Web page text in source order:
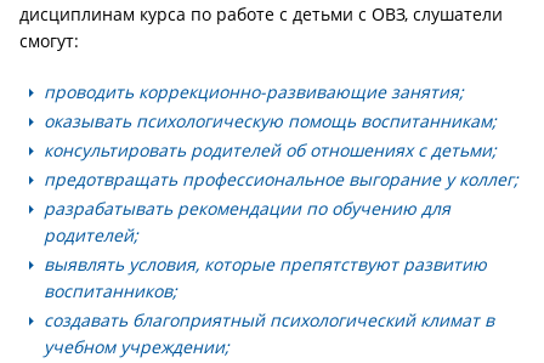
дисциплинам курса по работе с детьми с ОВЗ, слушатели
смогут:
проводить коррекционно-развивающие занятия;
оказывать психологическую помощь воспитанникам;
консультировать родителей об отношениях с детьми;
предотвращать профессиональное выгорание у коллег;
разрабатывать рекомендации по обучению для
родителей;
выявлять условия, которые препятствуют развитию
воспитанников;
создавать благоприятный психологический климат в
учебном учреждении;